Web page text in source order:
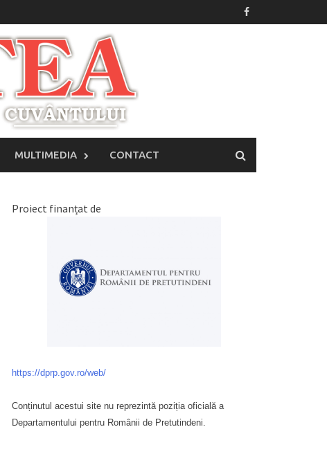
MULTIMEDIA CONTACT
Proiect finanțat de
https://dprp.gov.ro/web/
Conținutul acestui site nu reprezintă poziția oficială a
Departamentului pentru Românii de Pretutindeni.